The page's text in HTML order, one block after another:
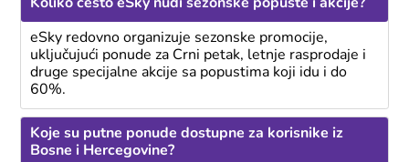
Koliko često eSky nudi sezonske popuste i akcije?
eSky redovno organizuje sezonske promocije,
uključujući ponude za Crni petak, letnje rasprodaje i
druge specijalne akcije sa popustima koji idu i do
60%.
Koje su putne ponude dostupne za korisnike iz
Bosne i Hercegovine?